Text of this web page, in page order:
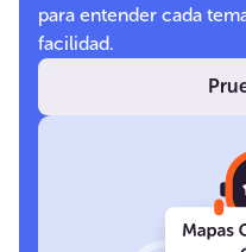
para entender cada
facilidad.